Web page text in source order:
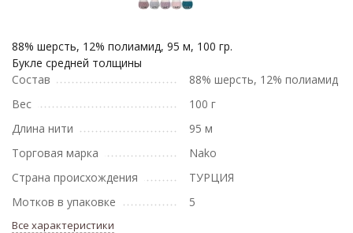
88% шерсть, 12% полиамид, 95 м, 100 гр.
Букле средней толщины
Состав
88% шерсть, 12% полиамид
Вес
100 г
Длина нити
95 м
Торговая марка
Nako
Страна происхождения
ТУРЦИЯ
Мотков в упаковке
5
Все характеристики